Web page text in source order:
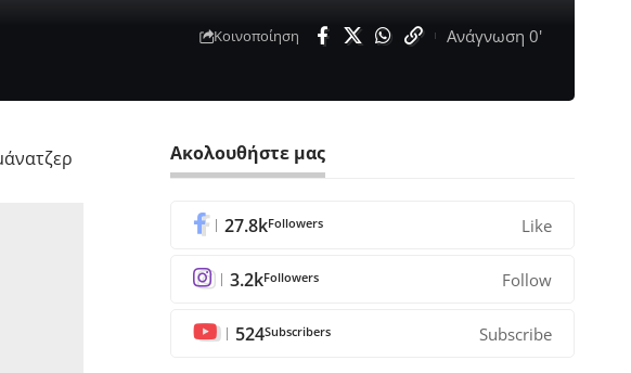
Κοινοποίηση Ανάγνωση 0'
Ακολουθήστε μας
27.8kFollowers Like
3.2kFollowers Follow
524Subscribers Subscribe